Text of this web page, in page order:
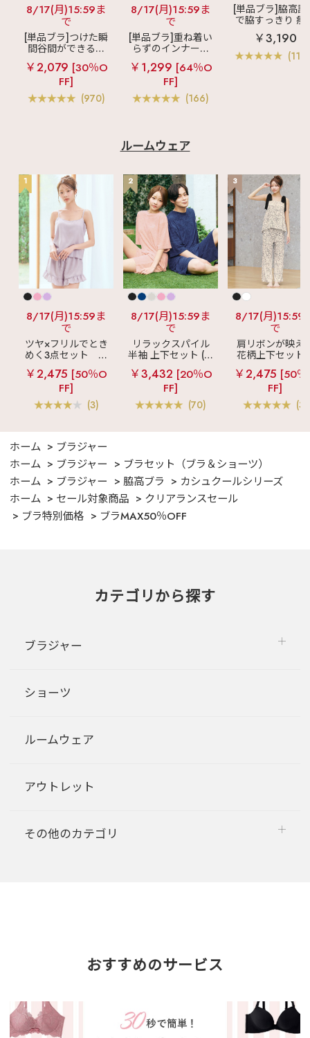
8/17(月)15:59ま
で
[単品ブラ]つけた瞬
間谷間ができるシ
ームレスブラ
超
盛ブラ(R) シームレ
ス 単品ブラジャー
￥2,079 [30％O
FF]
(970)
8/17(月)15:59ま
で
[単品ブラ]重ね着い
らずのインナーブ
ラ
リッチバスト
ブラトップ (ワイヤ
ー入り)
￥1,299 [64％O
FF]
(166)
[単品ブラ]脇高設
で脇すっきり 痩
見えブラ
カシ
クールレース脇
ブラ(R) 単品ブラ
ャー
￥3,190
ルームウェア
1
8/17(月)15:59ま
で
ツヤ×フリルでとき
めく3点セット
シ
ルキー ショートパ
ンツ 3点セット
￥2,475 [50％O
FF]
(3)
2
8/17(月)15:59ま
で
リラックスパイル
半袖 上下セット (男
女兼用サイズ)
￥3,432 [20％O
FF]
(70)
3
8/17(月)15:59
で
肩リボンが映え
花柄上下セット
メニーフラワー
ングパンツ 上下
ット
￥2,475 [50
FF]
(3)
ホーム
ブラジャー
ホーム
ブラジャー
ブラセット（ブラ＆ショーツ）
ホーム
ブラジャー 脇高ブラ
カシュクールシリーズ
ホーム
セール対象商品
クリアランスセール
ブラ特別価格
ブラMAX50％OFF
カテゴリから探す
ブラジャー
ショーツ
ルームウェア
アウトレット
その他のカテゴリ
おすすめのサービス